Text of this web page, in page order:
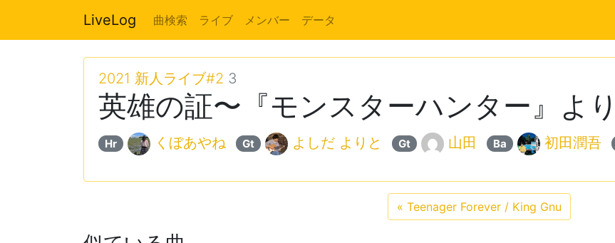
LiveLog 曲検索 ライブ メンバー データ
2021 新人ライブ#2 3
英雄の証〜『モンスターハンター』よ
Hr くぼあやね Gt よしだ よりと Gt 山田 Ba 初田潤吾
« Teenager Forever / King Gnu